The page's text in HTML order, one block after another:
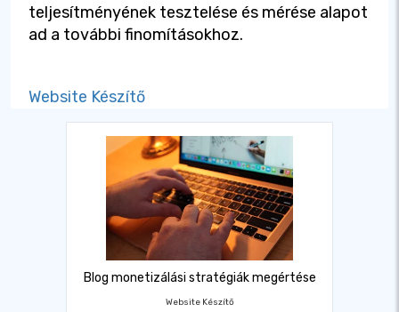
teljesítményének tesztelése és mérése alapot
ad a további finomításokhoz.
Website Készítő
Blog monetizálási stratégiák megértése
Website Készítő